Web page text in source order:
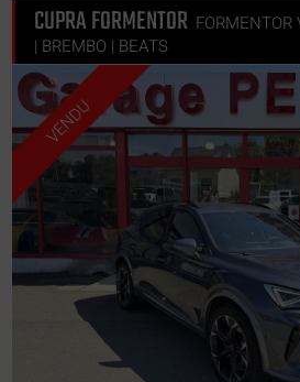
CUPRA FORMENTOR FORMENTOR
| BREMBO | BEATS
VENDU